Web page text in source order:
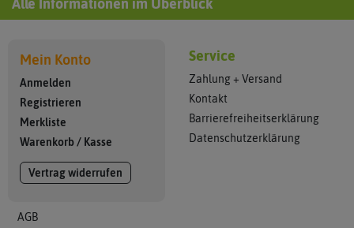
Mein Konto
Anmelden
Registrieren
Merkliste
Warenkorb / Kasse
Vertrag widerrufen
AGB
Service
Zahlung + Versand
Kontakt
Barrierefreiheitserklärung
Datenschutzerklärung